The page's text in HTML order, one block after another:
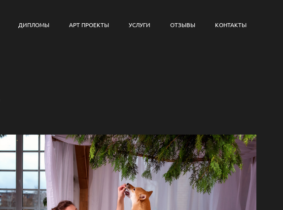
ДИПЛОМЫ АРТ ПРОЕКТЫ УСЛУГИ ОТЗЫВЫ КОНТАКТЫ